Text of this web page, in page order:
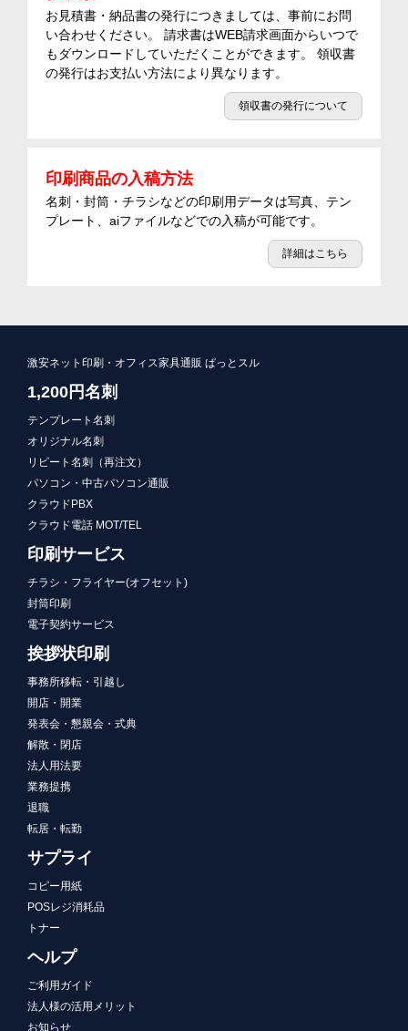
お見積書・納品書の発行につきましては、事前にお問
い合わせください。 請求書はWEB請求画面からいつで
もダウンロードしていただくことができます。 領収書
の発行はお支払い方法により異なります。
領収書の発行について
印刷商品の入稿方法
名刺・封筒・チラシなどの印刷用データは写真、テン
プレート、aiファイルなどでの入稿が可能です。
詳細はこちら
激安ネット印刷・オフィス家具通販 ぱっとスル
1,200円名刺
テンプレート名刺
オリジナル名刺
リピート名刺（再注文）
パソコン・中古パソコン通販
クラウドPBX
クラウド電話 MOT/TEL
印刷サービス
チラシ・フライヤー(オフセット)
封筒印刷
電子契約サービス
挨拶状印刷
事務所移転・引越し
開店・開業
発表会・懇親会・式典
解散・閉店
法人用法要
業務提携
退職
転居・転勤
サプライ
コピー用紙
POSレジ消耗品
トナー
ヘルプ
ご利用ガイド
法人様の活用メリット
お知らせ